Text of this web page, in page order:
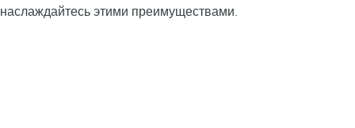
наслаждайтесь этими преимуществами.